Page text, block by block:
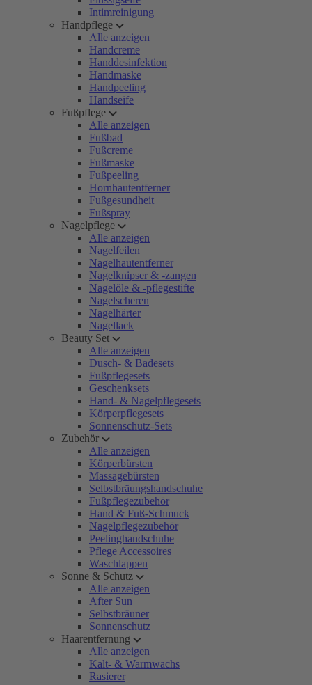
Intimreinigung
Handpflege
Alle anzeigen
Handcreme
Handdesinfektion
Handmaske
Handpeeling
Handseife
Fußpflege
Alle anzeigen
Fußbad
Fußcreme
Fußmaske
Fußpeeling
Hornhautentferner
Fußgesundheit
Fußspray
Nagelpflege
Alle anzeigen
Nagelfeilen
Nagelhautentferner
Nagelknipser & -zangen
Nagelöle & -pflegestifte
Nagelscheren
Nagelhärter
Nagellack
Beauty Set
Alle anzeigen
Dusch- & Badesets
Fußpflegesets
Geschenksets
Hand- & Nagelpflegesets
Körperpflegesets
Sonnenschutz-Sets
Zubehör
Alle anzeigen
Körperbürsten
Massagebürsten
Selbstbräungshandschuhe
Fußpflegezubehör
Hand & Fuß-Schmuck
Nagelpflegezubehör
Peelinghandschuhe
Pflege Accessoires
Waschlappen
Sonne & Schutz
Alle anzeigen
After Sun
Selbstbräuner
Sonnenschutz
Haarentfernung
Alle anzeigen
Kalt- & Warmwachs
Rasierer